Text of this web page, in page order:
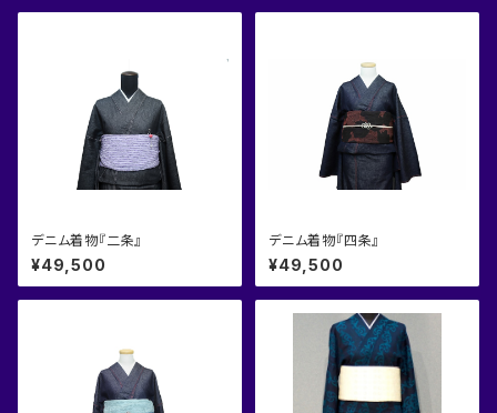
デニム着物『二条』
¥49,500
デニム着物『四条』
¥49,500